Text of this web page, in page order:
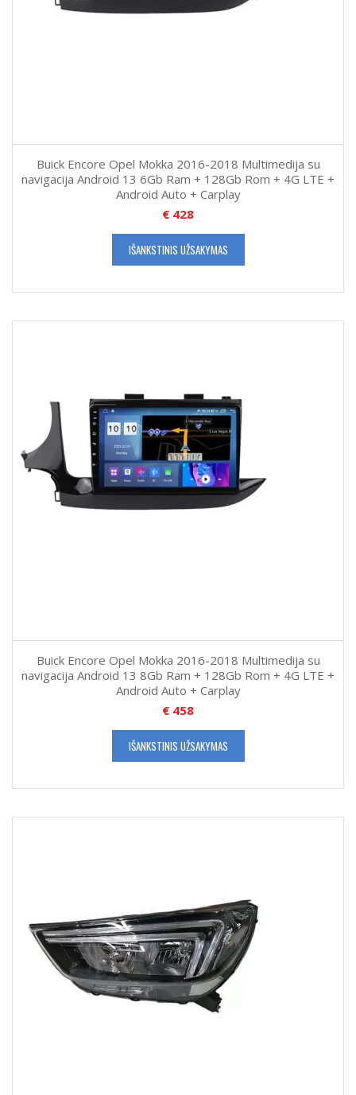
Buick Encore Opel Mokka 2016-2018 Multimedija su
navigacija Android 13 6Gb Ram + 128Gb Rom + 4G LTE +
Android Auto + Carplay
€ 428
IŠANKSTINIS UŽSAKYMAS
Buick Encore Opel Mokka 2016-2018 Multimedija su
navigacija Android 13 8Gb Ram + 128Gb Rom + 4G LTE +
Android Auto + Carplay
€ 458
IŠANKSTINIS UŽSAKYMAS